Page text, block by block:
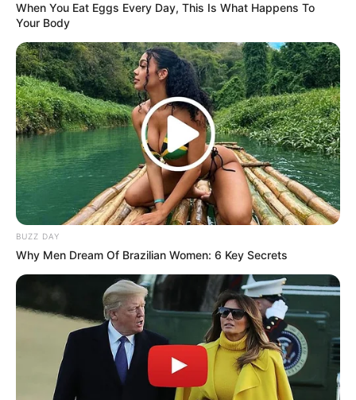
Foto – foto Maureen Gabriella (BTR Alice)
1. Momen menjuarai turnamen di tingkat internasional
bersama Bigerton Red Aliens
When You Eat Eggs Every Day, This Is What Happens To
Your Body
BUZZ DAY
Why Men Dream Of Brazilian Women: 6 Key Secrets